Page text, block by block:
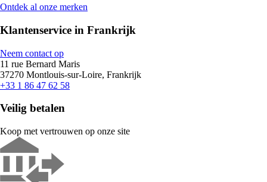
Ontdek al onze merken
Klantenservice in Frankrijk
Neem contact op
11 rue Bernard Maris
37270 Montlouis-sur-Loire, Frankrijk
+33 1 86 47 62 58
Veilig betalen
Koop met vertrouwen op onze site